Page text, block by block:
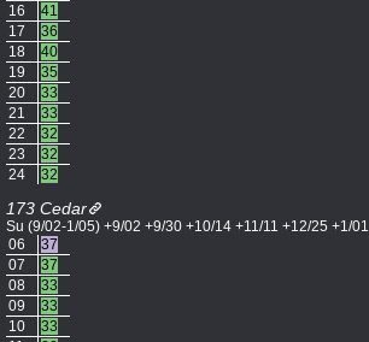
16
41
17
36
18
40
19
35
20
33
21
33
22
32
23
32
24
32
173 Cedar
Su (9/02-1/05) +9/02 +9/30 +10/14 +11/11 +12/25 +1/01
06
37
07
37
08
33
09
33
10
33